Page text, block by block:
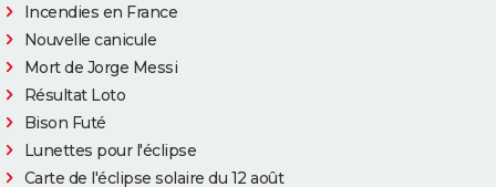
Incendies en France
Nouvelle canicule
Mort de Jorge Messi
Résultat Loto
Bison Futé
Lunettes pour l'éclipse
Carte de l'éclipse solaire du 12 août